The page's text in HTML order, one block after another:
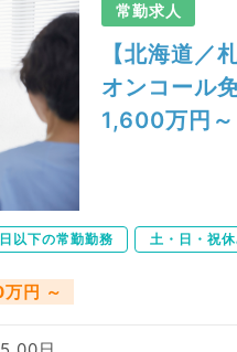
常勤求人
【北海道／
オンコール
1,600万円
以下の常勤勤務 土・日・祝
円 ～